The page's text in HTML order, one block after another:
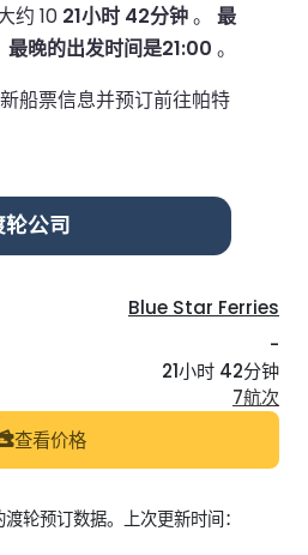
约 10 21小时 42分钟。 最
最晚的出发时间是21:00 。
船票信息并预订前往帕特
公司
Blue Star Ferries
-
21小时 42分钟
7航次
查看价格
轮预订数据。上次更新时间：